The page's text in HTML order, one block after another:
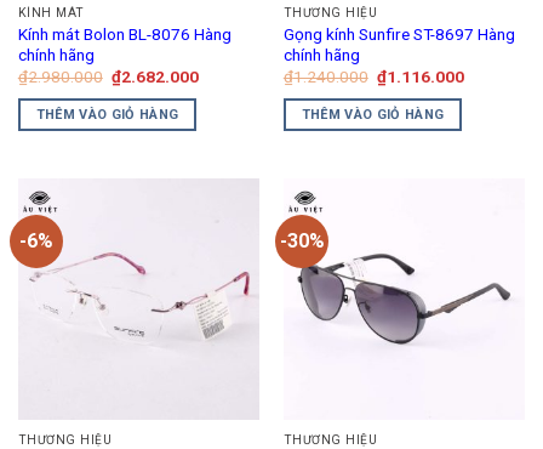
được
chọn
trên
trang
sản
KÍNH MÁT
Kính mát Bolon BL-8076 Hàng
chính hãng
₫2.980.000 Giá
gốc
là:
₫2.980.000.
₫2.682.000Giá
THÊM VÀO GIỎ HÀNG
THƯƠNG HIỆU
Gọng kính Sunfire ST-8697 Hàng
chính hãng
₫1.240.000 Giá
gốc
là:
₫1.240.000.
₫1.116.000Giá
THÊM VÀO GIỎ HÀNG
-6%
THƯƠNG HIỆU
-30%
THƯƠNG HIỆU